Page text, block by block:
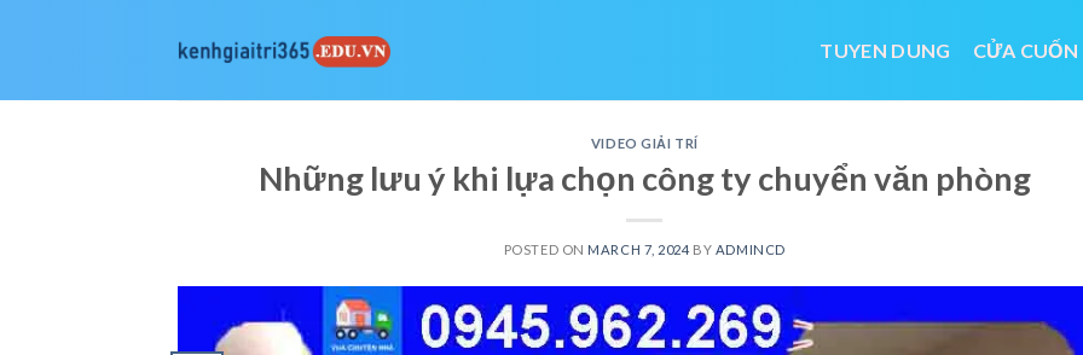
TUYEN DUNG CỬA
VIDEO GIẢI TRÍ
Những lưu ý khi lựa chọn công ty chuyển văn phòng
POSTED ON MARCH 7, 2024 BY ADMINCD